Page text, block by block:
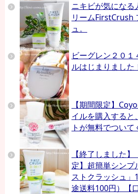
ニキビが気になる
リームFirstCrush
ュ。
ビーグレン２０
ルはじまりました
【期間限定】
イルを購入すると
トが無料でついて
【終了しました
定】超簡単シンプ
ストクラッシュ」
途送料100円）【